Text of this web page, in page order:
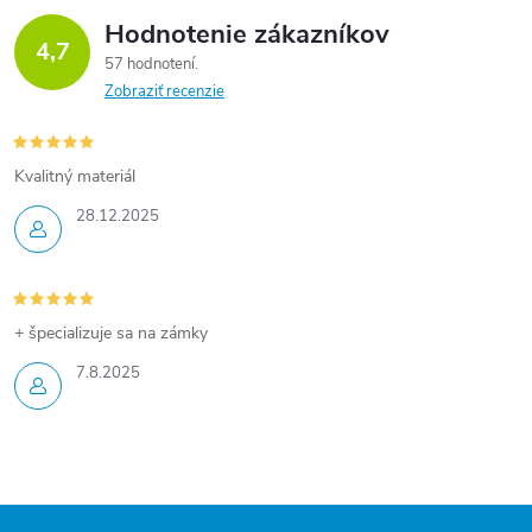
i
e
r
v
k
y
v
ý
i
v
a
n
e
4,7 Hodnotenie zákazníkov
57 hodnotení
Zobraziť recenzie
28.12.2025
Kvalitný materiál
7.8.2025
+ špecializuje sa na zámky